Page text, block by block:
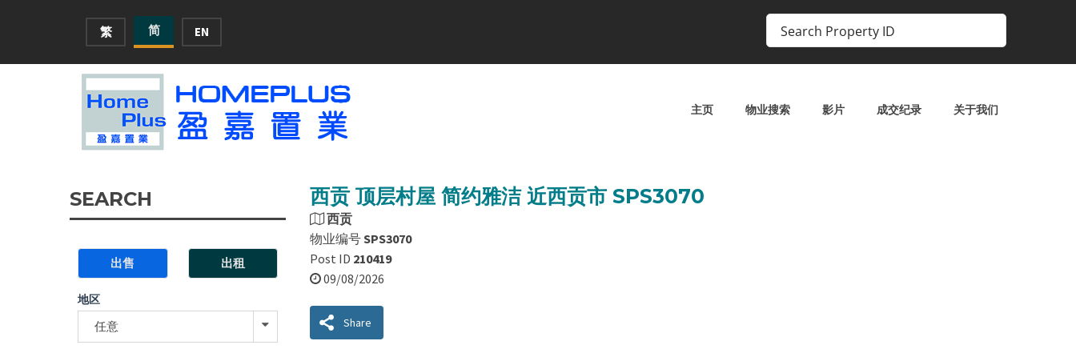
繁 简 EN
主页 物业搜索 影片 成交纪录 关于我们
西贡 顶层村屋 简约雅洁 近西贡市 SPS3070
西贡
物业编号SPS3070
Post ID 210419
09/08/2026
Share
SEARCH
出售 出租
地区
任意